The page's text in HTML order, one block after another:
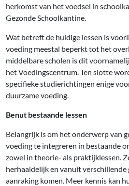
herkomst van het voedsel in
Gezonde Schoolkantine.
Wat betreft de huidige lessen is
voeding meestal beperkt tot het
middelbare scholen is dit
het Voedingscentrum. Ten slotte
specifieke studierichtingen enige
duurzame voeding.
Benut bestaande lessen
Belangrijk is om het onderwerp van
voeding te integreren in bestaande
zowel in theorie- als praktijklessen.
herhaaldelijk en vanuit
aanraking komen. Meer kennis kan